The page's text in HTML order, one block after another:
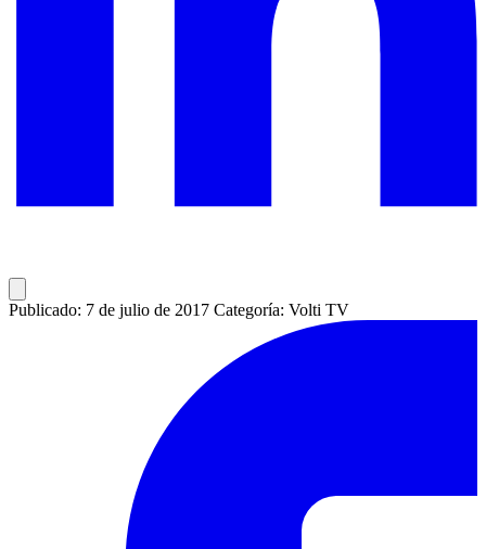
Publicado: 7 de julio de 2017 Categoría: Volti TV